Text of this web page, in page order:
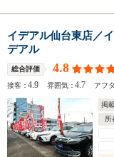
イデアル仙台東店／
デアル
総合評価 4.8
接客：4.9 雰囲気：4.7 アフ
掲
所